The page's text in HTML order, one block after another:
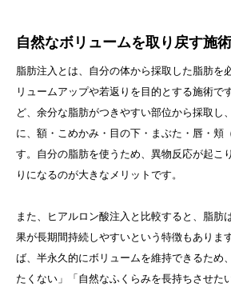
自然なボリュームを取り戻す施術
脂肪注入とは、自分の体から採取した脂肪を
リュームアップや若返りを目的とする施術で
ど、余分な脂肪がつきやすい部位から採取し
に、額・こめかみ・目の下・まぶた・唇・頬
す。自分の脂肪を使うため、異物反応が起こ
りになるのが大きなメリットです。
また、ヒアルロン酸注入と比較すると、脂肪
果が長期間持続しやすいという特徴もありま
ば、半永久的にボリュームを維持できるため
たくない」「自然なふくらみを長持ちさせた